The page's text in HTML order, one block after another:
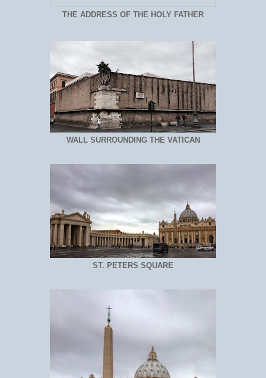
THE ADDRESS OF THE HOLY FATHER
WALL SURROUNDING THE VATICAN
ST. PETERS SQUARE